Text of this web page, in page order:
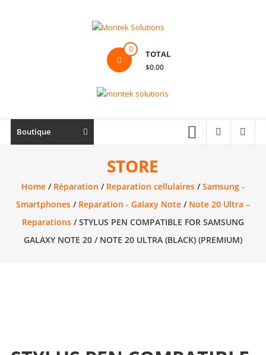
Ordinateur,
électronique
0 TOTAL
$0.00
Boutique
STORE
Home/ Réparation / Reparation cellulaires/Samsung -
Smartphones/ Reparation - Galaxy Note/ Note 20 Ultra –
Reparations/ STYLUS PEN COMPATIBLE FOR SAMSUNG
GALAXY NOTE 20 / NOTE 20 ULTRA (BLACK) (PREMIUM)